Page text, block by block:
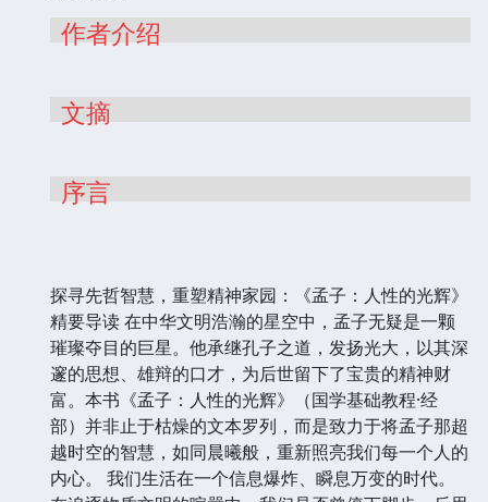
作者介绍
文摘
序言
探寻先哲智慧，重塑精神家园：《孟子：人性的光辉》
精要导读 在中华文明浩瀚的星空中，孟子无疑是一颗
璀璨夺目的巨星。他承继孔子之道，发扬光大，以其深
邃的思想、雄辩的口才，为后世留下了宝贵的精神财
富。本书《孟子：人性的光辉》（国学基础教程·经
部）并非止于枯燥的文本罗列，而是致力于将孟子那超
越时空的智慧，如同晨曦般，重新照亮我们每一个人的
内心。 我们生活在一个信息爆炸、瞬息万变的时代。